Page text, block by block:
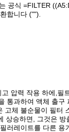
공식 =FILTER
합니다 ("").
압력 작용 하에,필
통과하여 액체 출구
체 불순물이 필터
상승하면, 그것은 방
러레이트를 다른 용